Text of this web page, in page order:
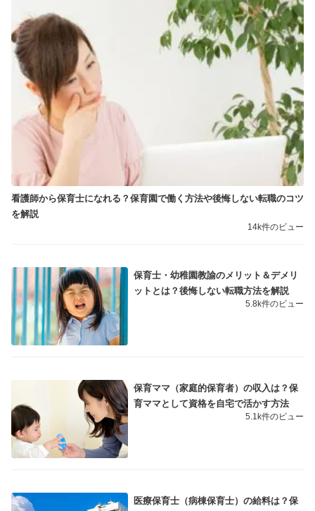
看護師から保育士になれる？保育園で働く方法や後悔しない転職のコツ
を解説
14k件のビュー
保育士・幼稚園教諭のメリット＆デメリ
ットとは？後悔しない転職方法を解説
5.8k件のビュー
保育ママ（家庭的保育者）の収入は？保
育ママとして資格を自宅で活かす方法
5.1k件のビュー
医療保育士（病棟保育士）の給料は？保